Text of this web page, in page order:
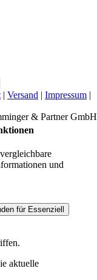
| Versand | Impressum |
& Partner GmbH
und
für Essenziell
aktuelle